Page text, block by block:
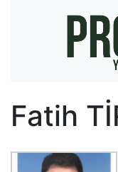
Fatih